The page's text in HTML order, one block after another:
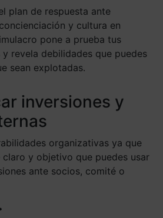
plan de respuesta ante
y cultura en
pone a prueba tus
revela debilidades que puedes
sean explotadas.
inversiones y
organizativas ya que
y objetivo que puedes usar
ante socios, comité o